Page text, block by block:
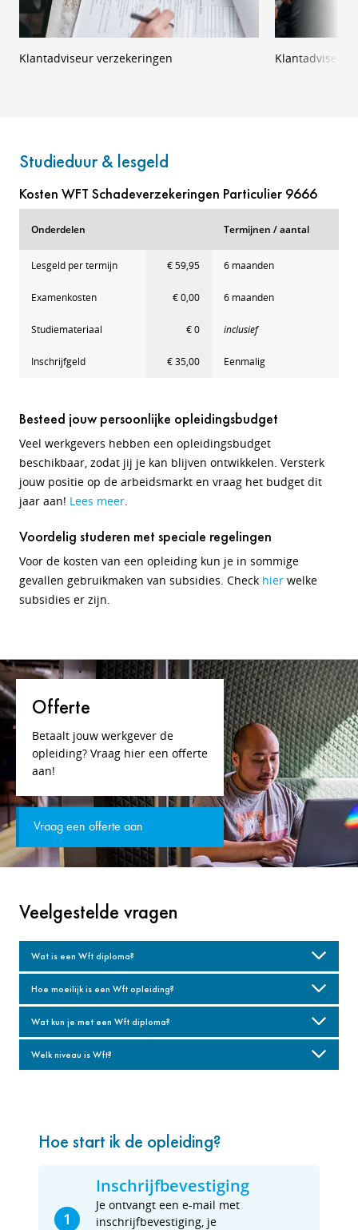
Klantadviseur verzekeringen Klantadviseur
Studieduur & lesgeld
Kosten WFT Schadeverzekeringen Particulier 9666
Onderdelen Termijnen / aantal
Lesgeld per termijn € 59,95 6 maanden
Examenkosten € 0,00 6 maanden
Studiemateriaal € 0 inclusief
Inschrijfgeld € 35,00 Eenmalig
Besteed jouw persoonlijke opleidingsbudget
Veel werkgevers hebben een opleidingsbudget
beschikbaar, zodat jij je kan blijven ontwikkelen. Versterk
jouw positie op de arbeidsmarkt en vraag het budget dit
jaar aan! Lees meer.
Voordelig studeren met speciale regelingen
Voor de kosten van een opleiding kun je in sommige
gevallen gebruikmaken van subsidies. Check hier welke
subsidies er zijn.
Offerte
Betaalt jouw werkgever de
opleiding? Vraag hier een offerte
aan!
Vraag een offerte aan
Veelgestelde vragen
Wat is een Wft diploma?
Hoe moeilijk is een Wft opleiding?
Wat kun je met een Wft diploma?
Welk niveau is Wft?
Hoe start ik de opleiding?
1
Inschrijfbevestiging
Je ontvangt een e-mail met
inschrijfbevestiging, je